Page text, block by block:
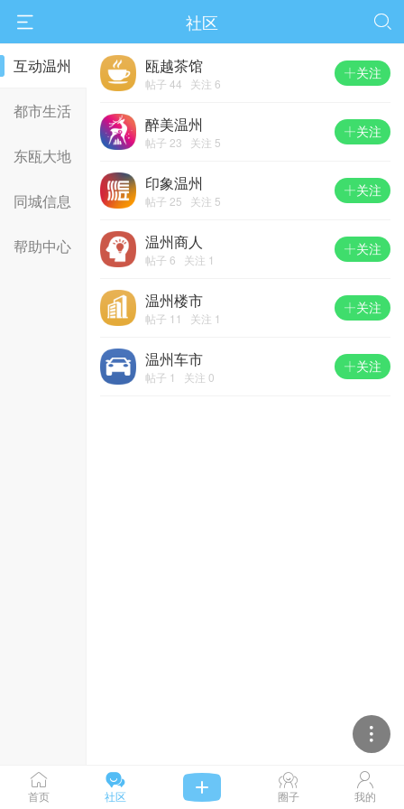
 
社区
互动温州
都市生活
东瓯大地
同城信息
帮助中心
关注
瓯越茶馆
帖子 44 关注 6
关注
醉美温州
帖子 23 关注 5
关注
印象温州
帖子 25 关注 5
关注
温州商人
帖子 6 关注 1
关注
温州楼市
帖子 11 关注 1
关注
温州车市
帖子 1 关注 0

首页

社区

圈子

我的